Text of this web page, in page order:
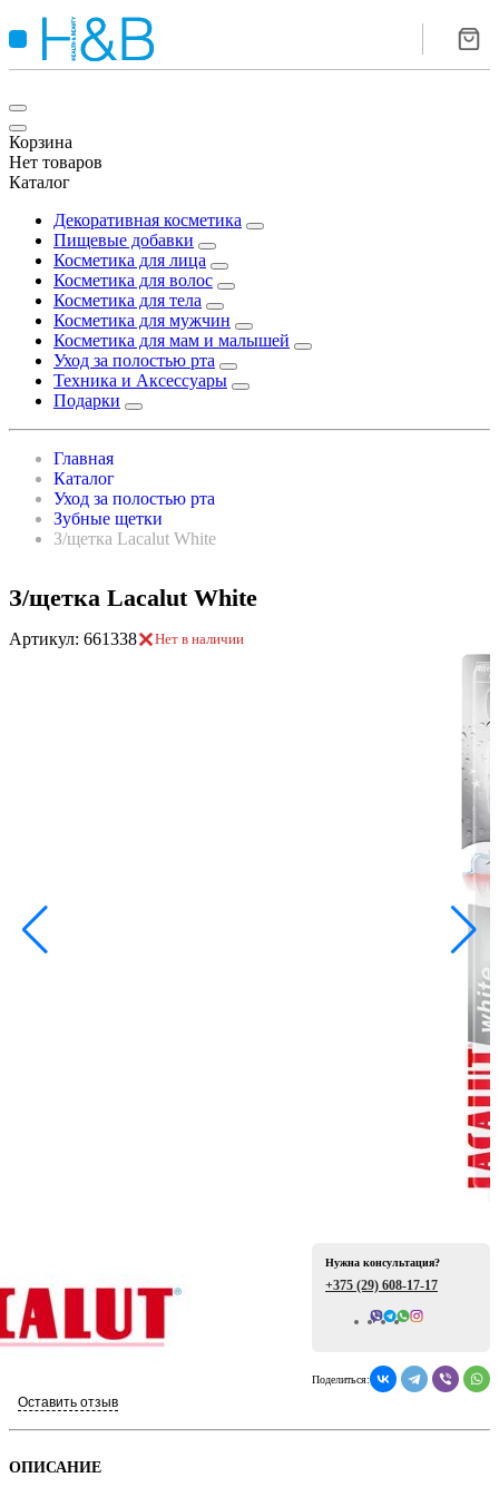
Корзина
Нет товаров
Каталог
Декоративная косметика
Пищевые добавки
Косметика для лица
Косметика для волос
Косметика для тела
Косметика для мужчин
Косметика для мам и малышей
Уход за полостью рта
Техника и Аксессуары
Подарки
Главная
Каталог
Уход за полостью рта
Зубные щетки
З/щетка Lacalut White
З/щетка Lacalut White
Артикул: 661338 Нет в наличии
Оставить отзыв
Нужна консультация?
+375 (29) 608-17-17
Поделиться:
ОПИСАНИЕ